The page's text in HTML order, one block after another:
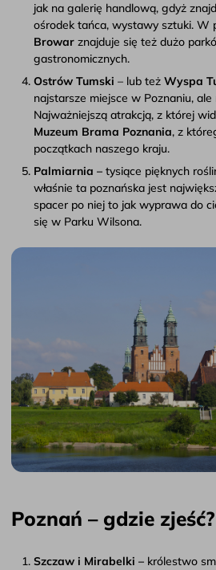
jak na galerię handlową, gdyż
ośrodek tańca, wystawy sztuki. W
Browar znajduje się też dużo
gastronomicznych.
Ostrów Tumski – lub też Wyspa
najstarsze miejsce w Poznaniu,
Najważniejszą atrakcją, z której
Muzeum Brama Poznania, z
początkach naszego kraju.
Palmiarnia – tysiące pięknych
właśnie ta poznańska jest
spacer po niej to jak wyprawa do
się w Parku Wilsona.
Poznań – gdzie zjeść?
Szczaw i Mirabelki – królestwo